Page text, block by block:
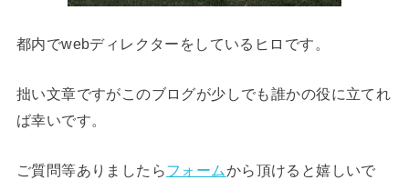
都内でwebディレクターをしているヒロです。
拙い文章ですがこのブログが少しでも誰かの役に立てれ
ば幸いです。
ご質問等ありましたらフォームから頂けると嬉しいで